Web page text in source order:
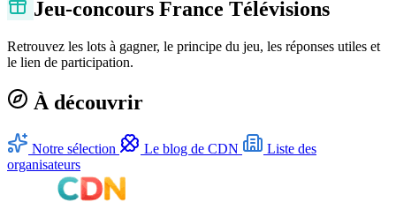
Jeu-concours France Télévisions
Retrouvez les lots à gagner, le principe du jeu, les réponses utiles et
le lien de participation.
À découvrir
Notre sélection Le blog de CDN
Liste des
organisateurs